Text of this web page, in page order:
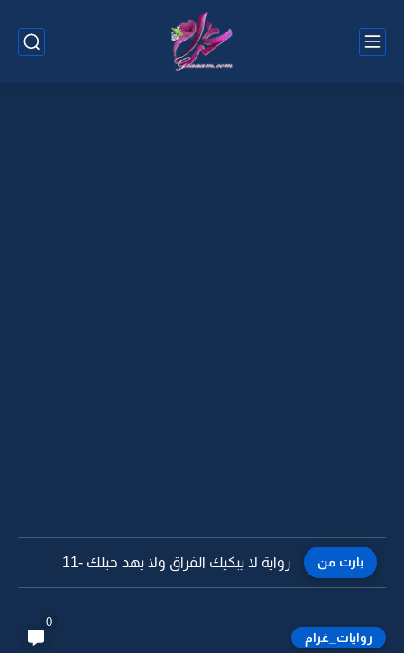
بارت من رواية لا يبكيك الفراق ولا يهد حيلك -10
روايات_غرام
0